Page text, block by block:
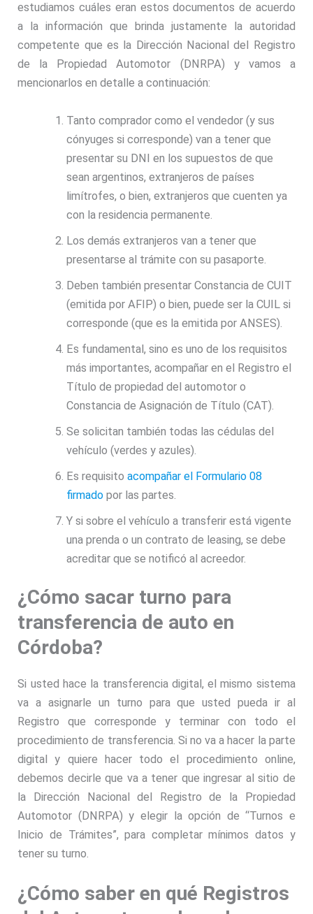
estudiamos cuáles eran estos documentos de acuerdo
a la información que brinda justamente la autoridad
competente que es la Dirección Nacional del Registro
de la Propiedad Automotor (DNRPA) y vamos a
mencionarlos en detalle a continuación:
Tanto comprador como el vendedor (y sus
cónyuges si corresponde) van a tener que
presentar su DNI en los supuestos de que
sean argentinos, extranjeros de países
limítrofes, o bien, extranjeros que cuenten ya
con la residencia permanente.
Los demás extranjeros van a tener que
presentarse al trámite con su pasaporte.
Deben también presentar Constancia de CUIT
(emitida por AFIP) o bien, puede ser la CUIL si
corresponde (que es la emitida por ANSES).
Es fundamental, sino es uno de los requisitos
más importantes, acompañar en el Registro el
Título de propiedad del automotor o
Constancia de Asignación de Título (CAT).
Se solicitan también todas las cédulas del
vehículo (verdes y azules).
Es requisito acompañar el Formulario 08
firmadopor las partes.
Y si sobre el vehículo a transferir está vigente
una prenda o un contrato de leasing, se debe
acreditar que se notificó al acreedor.
¿Cómo sacar turno para
transferencia de auto en
Córdoba?
Si usted hace la transferencia digital, el mismo sistema
va a asignarle un turno para que usted pueda ir al
Registro que corresponde y terminar con todo el
procedimiento de transferencia. Si no va a hacer la parte
digital y quiere hacer todo el procedimiento online,
debemos decirle que va a tener que ingresar al sitio de
la Dirección Nacional del Registro de la Propiedad
Automotor (DNRPA) y elegir la opción de “Turnos e
Inicio de Trámites”, para completar mínimos datos y
tener su turno.
¿Cómo saber en qué Registros